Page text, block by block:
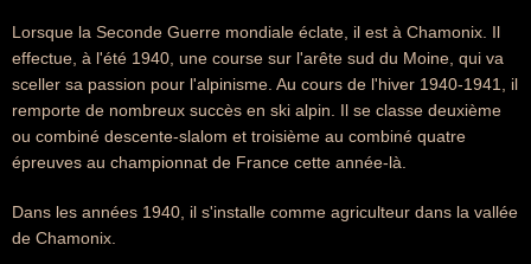
Lorsque la Seconde Guerre mondiale éclate, il est à Chamonix. Il
effectue, à l'été 1940, une course sur l'arête sud du Moine, qui va
sceller sa passion pour l'alpinisme. Au cours de l'hiver 1940-1941, il
remporte de nombreux succès en ski alpin. Il se classe deuxième
ou combiné descente-slalom et troisième au combiné quatre
épreuves au championnat de France cette année-là.
Dans les années 1940, il s'installe comme agriculteur dans la vallée
de Chamonix.